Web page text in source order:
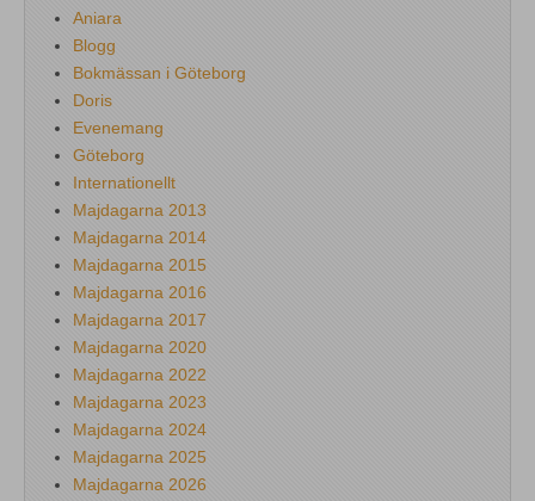
Aniara
Blogg
Bokmässan i Göteborg
Doris
Evenemang
Göteborg
Internationellt
Majdagarna 2013
Majdagarna 2014
Majdagarna 2015
Majdagarna 2016
Majdagarna 2017
Majdagarna 2020
Majdagarna 2022
Majdagarna 2023
Majdagarna 2024
Majdagarna 2025
Majdagarna 2026